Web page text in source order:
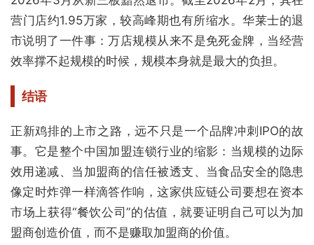
营门店约1.95万家，较高峰期也有所缩水。华莱士的退
市说明了一件事：万店规模从来不是免死金牌，当经营
效率撑不起规模的时候，规模本身就是最大的负担。
结语
正新鸡排的上市之路，远不只是一个品牌冲刺IPO的故
事。它是整个中国加盟连锁行业的缩影：当规模的边际
效用递减、当加盟商的信任被透支、当食品安全的隐患
像定时炸弹一样滴答作响，这家供应链公司要想在资本
市场上获得“餐饮公司”的估值，就要证明自己可以为加
盟商创造价值，而不是赚取加盟商的价值。